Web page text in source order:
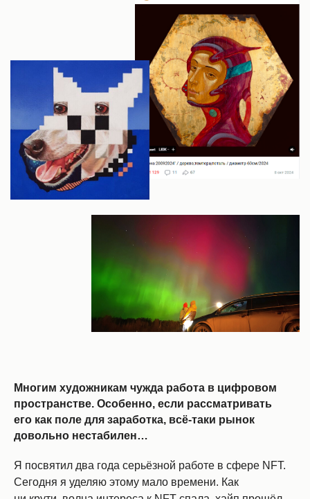
Многим художникам чужда работа в цифровом
пространстве. Особенно, если рассматривать
его как поле для заработка, всё-таки рынок
довольно нестабилен…
Я посвятил два года серьёзной работе в сфере NFT.
Сегодня я уделяю этому мало времени. Как